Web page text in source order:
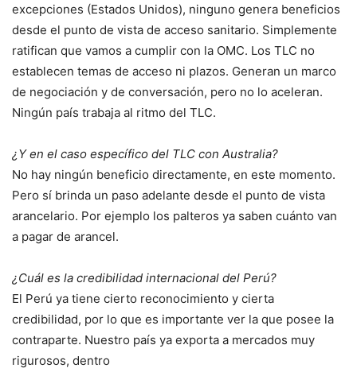
excepciones (Estados Unidos), ninguno genera beneficios
desde el punto de vista de acceso sanitario. Simplemente
ratifican que vamos a cumplir con la OMC. Los TLC no
establecen temas de acceso ni plazos. Generan un marco
de negociación y de conversación, pero no lo aceleran.
Ningún país trabaja al ritmo del TLC.
¿Y en el caso específico del TLC con Australia?
No hay ningún beneficio directamente, en este momento.
Pero sí brinda un paso adelante desde el punto de vista
arancelario. Por ejemplo los palteros ya saben cuánto van
a pagar de arancel.
¿Cuál es la credibilidad internacional del Perú?
El Perú ya tiene cierto reconocimiento y cierta
credibilidad, por lo que es importante ver la que posee la
contraparte. Nuestro país ya exporta a mercados muy
rigurosos, dentro